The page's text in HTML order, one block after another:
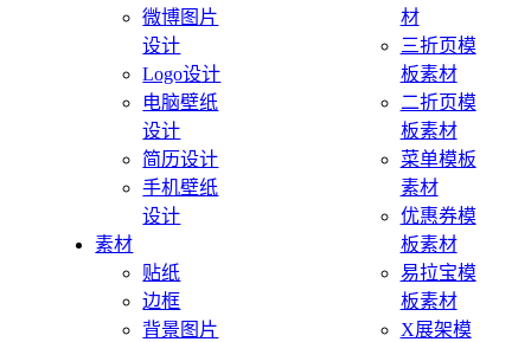
微博图片
设计
Logo设计
电脑壁纸
设计
简历设计
手机壁纸
设计
素材
贴纸
边框
背景图片
材
三折页模
板素材
二折页模
板素材
菜单模板
素材
优惠券模
板素材
易拉宝模
板素材
X展架模